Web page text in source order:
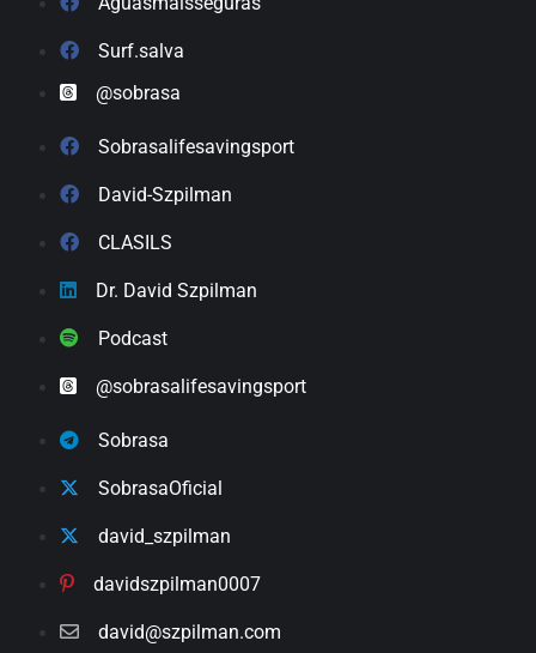
Surf.salva
@sobrasa
Sobrasalifesavingsport
David-Szpilman
CLASILS
Dr. David Szpilman
Podcast
@sobrasalifesavingsport
Sobrasa
SobrasaOficial
david_szpilman
davidszpilman0007
david@szpilman.com